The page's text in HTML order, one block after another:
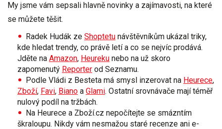
My jsme vám sepsali hlavně novinky a zajímavosti, na které
se můžete těšit.
Radek Hudák ze Shoptetu návštěvníkům ukázal triky,
kde hledat trendy, co právě letí a co se nejvíc prodává.
Jděte na Amazon, Heureku nebo na už skoro
zapomenutý Reporter od Seznamu.
Podle Vládi z Besteta má smysl inzerovat na Heurece,
Zboží, Favi, Biano a Glami. Ostatní srovnávače mají téměř
nulový podíl na tržbách.
Na Heurece a Zboží.cz nepočítejte se smázntím
škraloupu. Nikdy vám nesmažou staré recenze ani e-